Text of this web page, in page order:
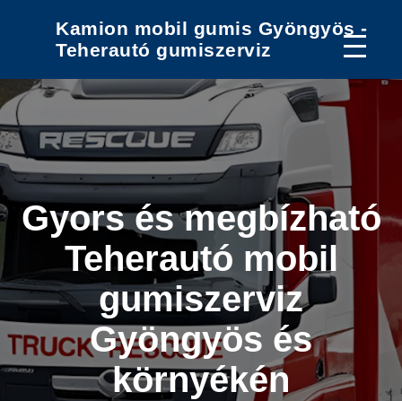
Kamion mobil gumis Gyöngyös -
Teherautó gumiszerviz
Gyors és megbízható
Teherautó mobil
gumiszerviz
Gyöngyös és
környékén